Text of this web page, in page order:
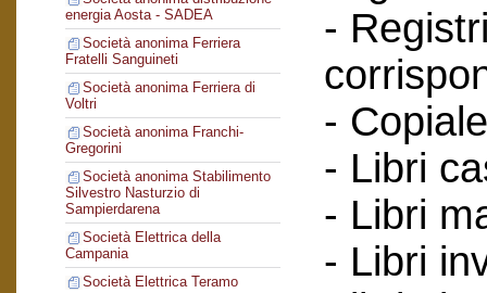
energia Aosta - SADEA
Società anonima Ferriera
Fratelli Sanguineti
Società anonima Ferriera di
Voltri
Società anonima Franchi-
Gregorini
Società anonima Stabilimento
Silvestro Nasturzio di
Sampierdarena
Società Elettrica della
Campania
Società Elettrica Teramo
-
-
- Libri
- Libri
- Libri